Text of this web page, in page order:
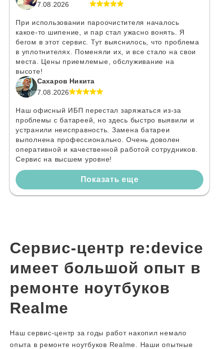
7.08.2026
При использовании пароочистителя началось
какое-то шипение, и пар стал ужасно вонять. Я
бегом в этот сервис. Тут выяснилось, что проблема
в уплотнителях. Поменяли их, и все стало на свои
места. Цены приемлемые, обслуживание на
высоте!
Сахаров Никита
7.08.2026
Наш офисный ИБП перестал заряжаться из-за
проблемы с батареей, но здесь быстро выявили и
устранили неисправность. Замена батареи
выполнена профессионально. Очень доволен
оперативной и качественной работой сотрудников.
Сервис на высшем уровне!
Показать еще
Сервис-центр re:device
имеет большой опыт в
ремонте ноутбуков
Realme
Наш сервис-центр за годы работ накопил немало
опыта в ремонте ноутбуков Realme. Наши опытные